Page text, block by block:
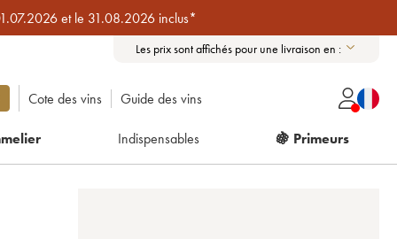
et le 31.08.2026 inclus*
Les prix sont affichés pour une livraison en :
Cote des vins Guide des vins
Indispensables 🍇 Primeurs